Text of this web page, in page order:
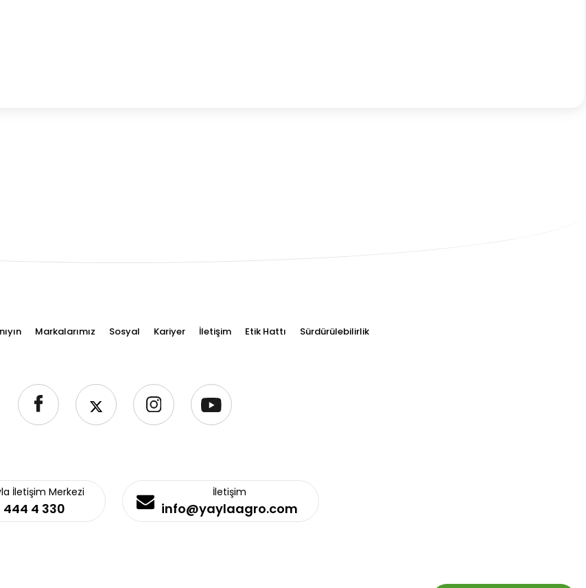
Markalarımız Sosyal Kariyer İletişim Etik Hattı Sürdürülebilirlik
İletişim Merkezi
444 4 330
İletişim
info@yaylaagro.com